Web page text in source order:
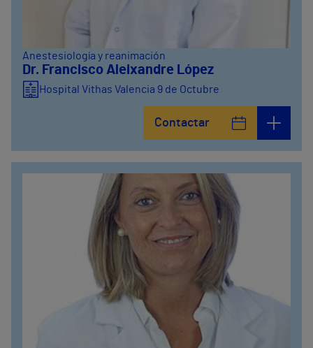
Anestesiología y reanimación
Dr. Francisco Aleixandre López
Hospital Vithas Valencia 9 de Octubre
Contactar